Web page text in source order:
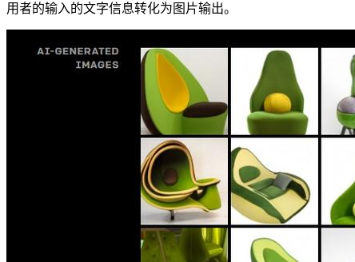
用者的输入的文字信息转化为图片输出。